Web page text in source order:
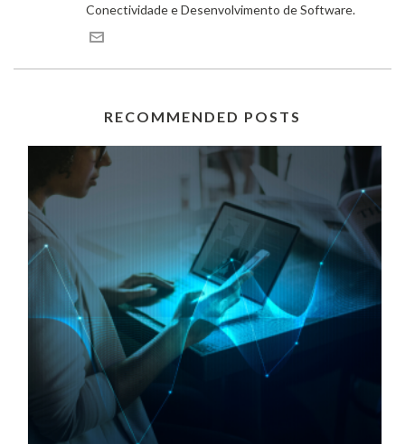
Conectividade e Desenvolvimento de Software.
RECOMMENDED POSTS